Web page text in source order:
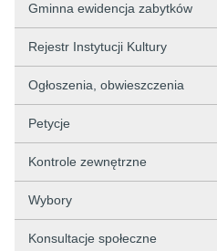
Gminna ewidencja zabytków
Rejestr Instytucji Kultury
Ogłoszenia, obwieszczenia
Petycje
Kontrole zewnętrzne
Wybory
Konsultacje społeczne